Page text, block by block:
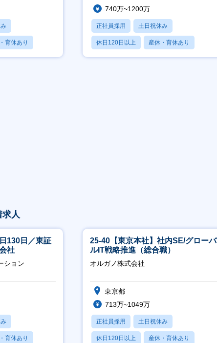
育休あり
740万~1200万
正社員採用 土日祝休み
休日120日以上 産休・育休あり
賞与あり
求人
130日／東証
社
ション
育休あり
25-40【東京本社】社内SE/グローバ
ルIT戦略推進（総合職）
オルガノ株式会社
東京都
713万~1049万
正社員採用 土日祝休み
休日120日以上 産休・育休あり